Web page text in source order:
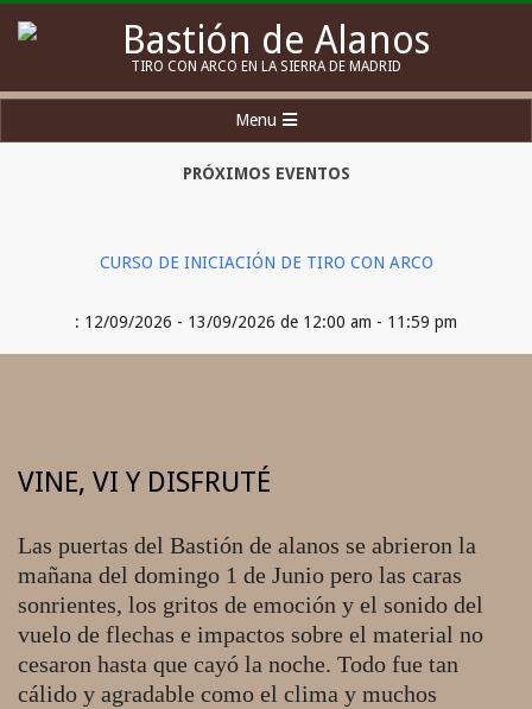
Bastión
de
Alanos
TIRO CON ARCO EN LA SIERRA DE MADRID
Navigation
Menu
PRÓXIMOS EVENTOS
CURSO DE INICIACIÓN DE TIRO CON ARCO
: 12/09/2026 - 13/09/2026 de 12:00 am - 11:59 pm
VINE, VI Y DISFRUTÉ
Las puertas del Bastión de alanos se abrieron la
mañana del domingo 1 de Junio pero las caras
sonrientes, los gritos de emoción y el sonido del
vuelo de flechas e impactos sobre el material no
cesaron hasta que cayó la noche. Todo fue tan
cálido y agradable como el clima y muchos